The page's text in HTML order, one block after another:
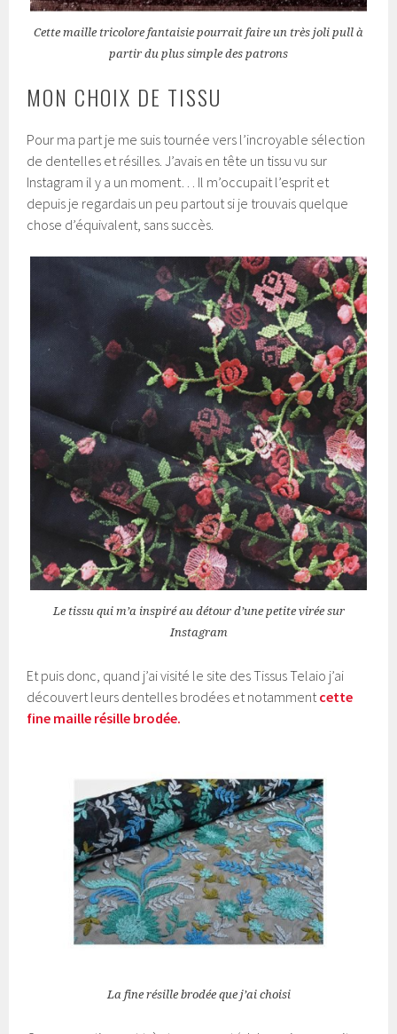
Cette maille tricolore fantaisie pourrait faire un très joli pull à
partir du plus simple des patrons
MON CHOIX DE TISSU
Pour ma part je me suis tournée vers l’incroyable sélection
de dentelles et résilles. J’avais en tête un tissu vu sur
Instagram il y a un moment… Il m’occupait l’esprit et
depuis je regardais un peu partout si je trouvais quelque
chose d’équivalent, sans succès.
Le tissu qui m’a inspiré au détour d’une petite virée sur
Instagram
Et puis donc, quand j’ai visité le site des Tissus Telaio j’ai
découvert leurs dentelles brodées et notammentcette
fine maille résille brodée.
La fine résille brodée que j’ai choisi